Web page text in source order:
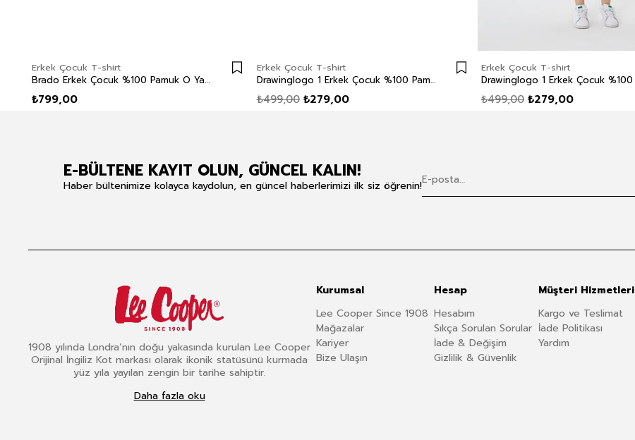
Erkek Çocuk T-shirt
Brado Erkek Çocuk %100 Pamuk O Yaka Uzun Kol T-Shirt Kırmızı
₺799,00
Erkek Çocuk T-shirt
Drawinglogo 1 Erkek Çocuk %100 Pamuk O Yaka T-Shirt Sarı
₺279,00
₺499,00
Erkek Çocuk T-shirt
₺279,00
₺499,00
E-BÜLTENE KAYIT OLUN, GÜNCEL KALIN!
Haber bültenimize kolayca kaydolun, en güncel haberlerimizi ilk siz öğrenin!
1908 yılında Londra’nın doğu yakasında kurulan Lee Cooper
Orijinal İngiliz Kot markası olarak ikonik statüsünü kurmada
yüz yıla yayılan zengin bir tarihe sahiptir.
Daha fazla oku
Kurumsal
Lee Cooper Since 1908
Mağazalar
Kariyer
Bize Ulaşın
Hesap
Hesabım
Sıkça Sorulan Sorular
İade & Değişim
Gizlilik & Güvenlik
Müşteri Hizmetleri
Kargo ve Teslimat
İade Politikası
Yardım